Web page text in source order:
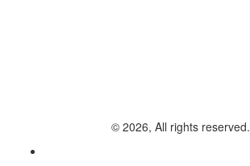
© 2026, All rights reserved.